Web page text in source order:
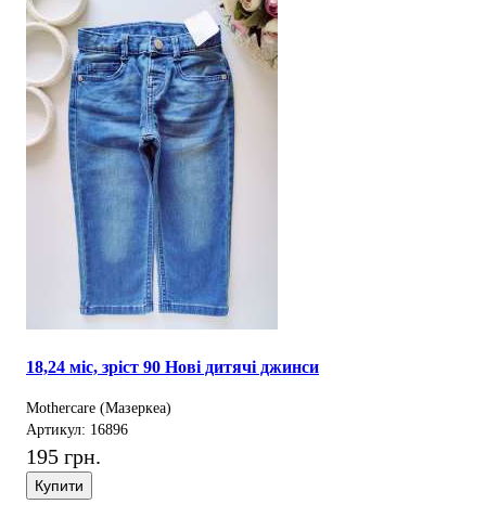
18,24 міс, зріст 90 Нові дитячі джинси
Mothercare (Мазеркеа)
Артикул: 16896
195 грн.
Купити